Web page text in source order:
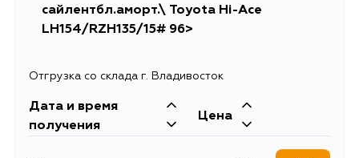
сайлентбл.аморт.\ Toyota Hi-Ace
LH154/RZH135/15# 96>
Отгрузка со склада г. Владивосток
Дата и время
получения
Цена